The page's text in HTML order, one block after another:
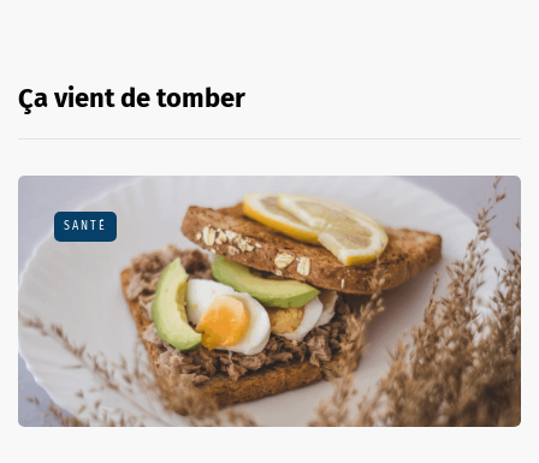
Ça vient de tomber
SANTÉ